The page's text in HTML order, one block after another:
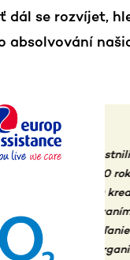
dál se rozvíjet,
absolvování
2024.